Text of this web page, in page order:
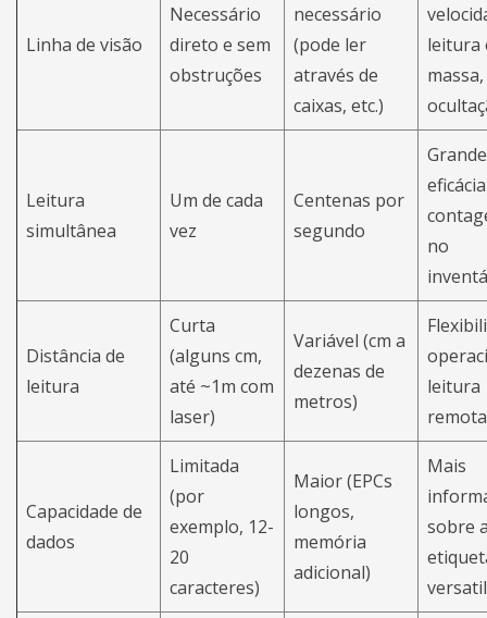
Linha de visão
Necessário
direto e sem
obstruções
necessário
(pode ler
através de
caixas, etc.)
leitura
massa,
Leitura
simultânea
Um de cada
vez
Centenas por
segundo
Grande
no
Distância de
leitura
Curta
(alguns cm,
até ~1m com
laser)
Variável (cm a
dezenas de
metros)
leitura
Capacidade de
dados
Limitada
(por
exemplo, 12-
20
caracteres)
Maior (EPCs
longos,
memória
adicional)
Mais
sobre